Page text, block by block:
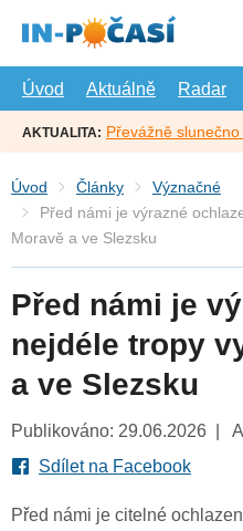
hlavní
Úvod
Aktuálně Radar
AKTUALITA: Převážně
Úvod Články
Význačné
Před námi je výrazné
Moravě a ve Slezsku
Před námi je
nejdéle tropy
a ve Slezsku
Publikováno: 29.06.2026 |
Sdílet na Facebook
Před námi je citelné